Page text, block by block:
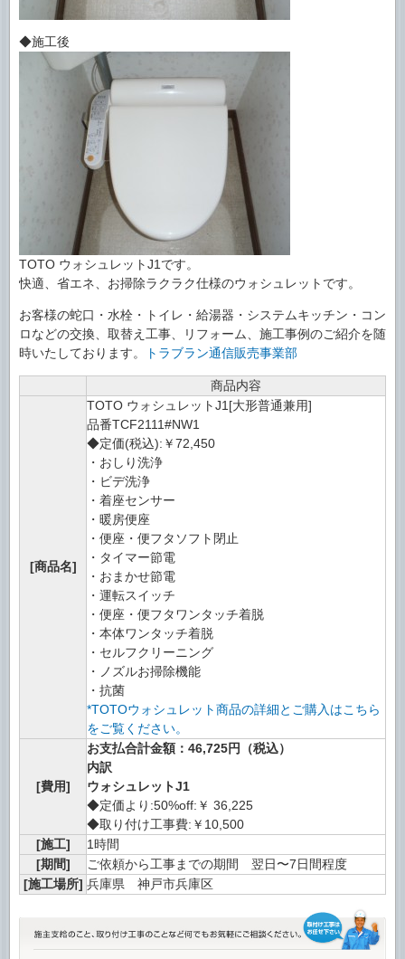
◆施工後
TOTO ウォシュレットJ1です。
快適、省エネ、お掃除ラクラク仕様のウォシュレットです。
お客様の蛇口・水栓・トイレ・給湯器・システムキッチン・コン
ロなどの交換、取替え工事、リフォーム、施工事例のご紹介を随
時いたしております。
トラブラン通信販売事業部
商品内容
[商品名]
TOTO ウォシュレットJ1[大形普通兼用]
品番TCF2111#NW1
◆定価(税込):￥72,450
・おしり洗浄
・ビデ洗浄
・着座センサー
・暖房便座
・便座・便フタソフト閉止
・タイマー節電
・おまかせ節電
・運転スイッチ
・便座・便フタワンタッチ着脱
・本体ワンタッチ着脱
・セルフクリーニング
・ノズルお掃除機能
・抗菌
*TOTOウォシュレット商品の詳細とご購入はこちら
をご覧ください。
[費用]
お支払合計金額：46,725円（税込）
内訳
ウォシュレットJ1
◆定価より:50%off:￥ 36,225
◆取り付け工事費:￥10,500
[施工]
1時間
[期間]
ご依頼から工事までの期間 翌日〜7日間程度
[施工場所] 兵庫県 神戸市兵庫区